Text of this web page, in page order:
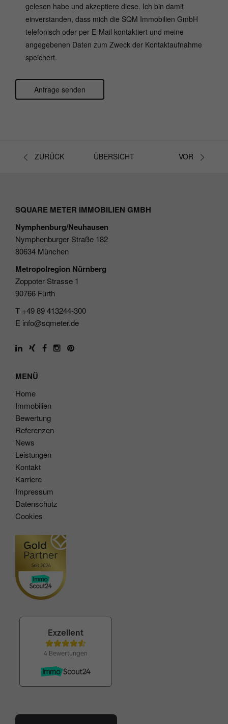
gelesen habe und akzeptiere diese. Ich bin damit
einverstanden, dass mich die SQM Immobilien GmbH
telefonisch oder per E-Mail kontaktiert und meine
angegebenen Daten zum Zweck der Kontaktaufnahme
speichert.
Anfrage senden
ZURÜCK ÜBERSICHT VOR
SQUARE METER IMMOBILIEN GMBH
Nymphenburg/Neuhausen
Nymphenburger Straße 182
80634 München
Metropolregion Nürnberg
Zoppoter Strasse 1
90766 Fürth
T +49 89 413244-300
E info@sqmeter.de
MENÜ
Home
Immobilien
Bewertung
Referenzen
News
Leistungen
Kontakt
Karriere
Impressum
Datenschutz
Cookies